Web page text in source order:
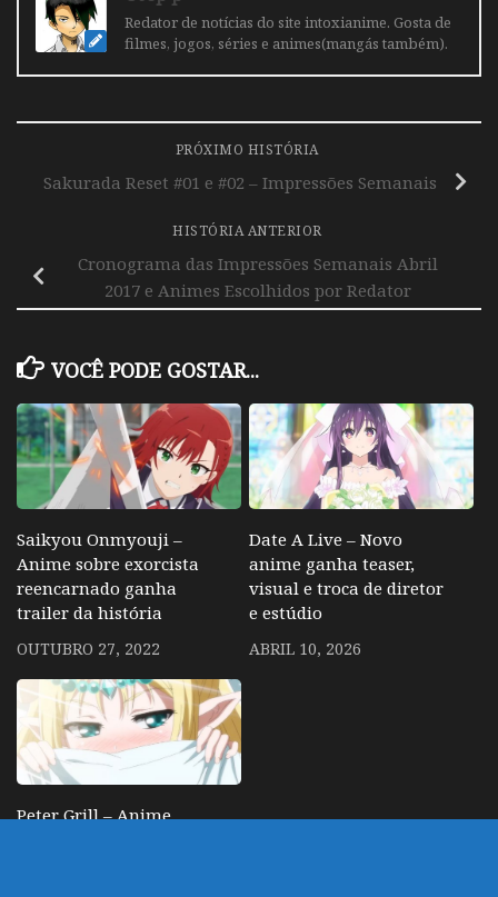
Redator de notícias do site intoxianime. Gosta de
filmes, jogos, séries e animes(mangás também).
PRÓXIMO HISTÓRIA
Sakurada Reset #01 e #02 – Impressões Semanais
HISTÓRIA ANTERIOR
Cronograma das Impressões Semanais Abril
2017 e Animes Escolhidos por Redator
VOCÊ PODE GOSTAR...
Saikyou Onmyouji –
Anime sobre exorcista
reencarnado ganha
trailer da história
OUTUBRO 27, 2022
Date A Live – Novo
anime ganha teaser,
visual e troca de diretor
e estúdio
ABRIL 10, 2026
Peter Grill – Anime